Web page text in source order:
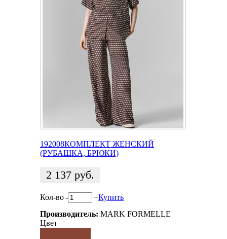
192008КОМПЛЕКТ ЖЕНСКИЙ
(РУБАШКА, БРЮКИ)
2 137 руб.
Кол-во- +Купить
Производитель: MARK FORMELLE
Цвет